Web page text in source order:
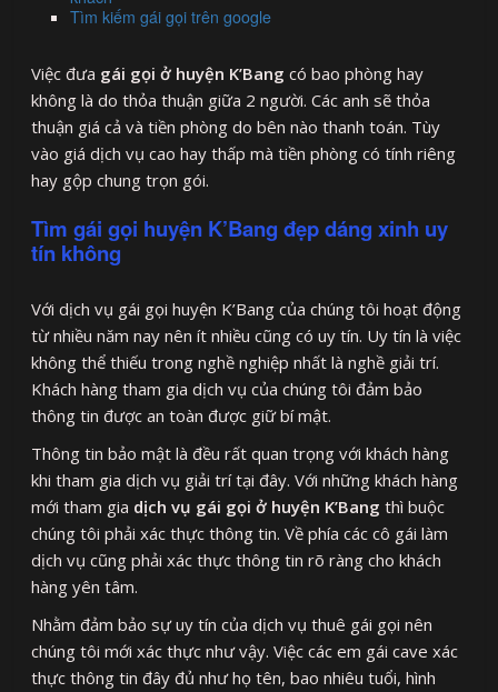
Tìm kiếm gái gọi trên google
Việc đưa gái gọi ở huyện K’Bang có bao phòng hay
không là do thỏa thuận giữa 2 người. Các anh sẽ thỏa
thuận giá cả và tiền phòng do bên nào thanh toán. Tùy
vào giá dịch vụ cao hay thấp mà tiền phòng có tính riêng
hay gộp chung trọn gói.
Tìm gái gọi huyện K’Bang đẹp dáng xinh uy
tín không
Với dịch vụ gái gọi huyện K’Bang của chúng tôi hoạt động
từ nhiều năm nay nên ít nhiều cũng có uy tín. Uy tín là việc
không thể thiếu trong nghề nghiệp nhất là nghề giải trí.
Khách hàng tham gia dịch vụ của chúng tôi đảm bảo
thông tin được an toàn được giữ bí mật.
Thông tin bảo mật là đều rất quan trọng với khách hàng
khi tham gia dịch vụ giải trí tại đây. Với những khách hàng
mới tham gia dịch vụ gái gọi ở huyện K’Bang thì buộc
chúng tôi phải xác thực thông tin. Về phía các cô gái làm
dịch vụ cũng phải xác thực thông tin rõ ràng cho khách
hàng yên tâm.
Nhằm đảm bảo sự uy tín của dịch vụ thuê gái gọi nên
chúng tôi mới xác thực như vậy. Việc các em gái cave xác
thực thông tin đây đủ như họ tên, bao nhiêu tuổi, hình